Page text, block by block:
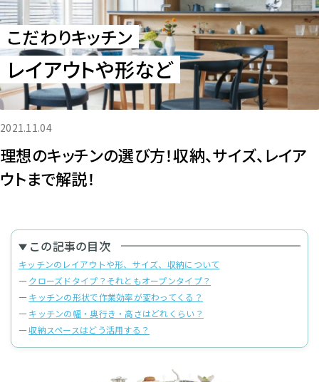
こだわりキッチン
レイアウトや形など
2021.11.04
理想のキッチンの選び方！収納、サイズ、レイア
ウトまで解説！
この記事の目次
キッチンのレイアウトや形、サイズ、収納について
クローズドタイプ？それともオープンタイプ？
キッチンの形状で作業効率が変わってくる？
キッチンの幅・奥行き・高さはどれくらい？
収納スペースはどう活用する？